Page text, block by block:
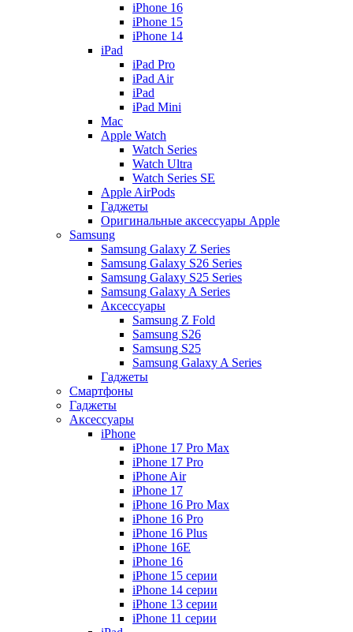
iPhone 16
iPhone 15
iPhone 14
iPad
iPad Pro
iPad Air
iPad
iPad Mini
Mac
Apple Watch
Watch Series
Watch Ultra
Watch Series SE
Apple AirPods
Гаджеты
Оригинальные аксессуары Apple
Samsung
Samsung Galaxy Z Series
Samsung Galaxy S26 Series
Samsung Galaxy S25 Series
Samsung Galaxy A Series
Аксессуары
Samsung Z Fold
Samsung S26
Samsung S25
Samsung Galaxy A Series
Гаджеты
Смартфоны
Гаджеты
Аксессуары
iPhone
iPhone 17 Pro Max
iPhone 17 Pro
iPhone Air
iPhone 17
iPhone 16 Pro Max
iPhone 16 Pro
iPhone 16 Plus
iPhone 16E
iPhone 16
iPhone 15 серии
iPhone 14 серии
iPhone 13 серии
iPhone 11 серии